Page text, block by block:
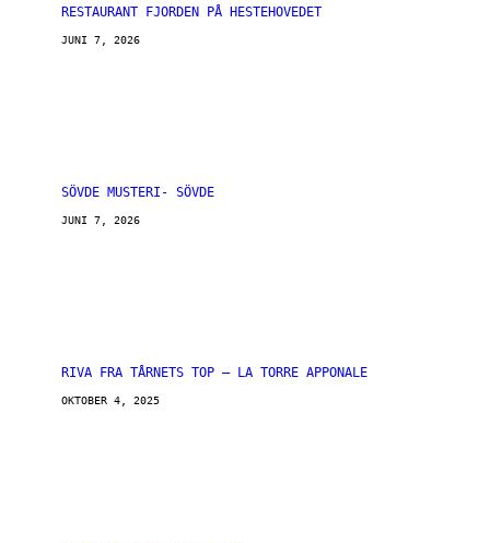
RESTAURANT FJORDEN PÅ HESTEHOVEDET
JUNI 7, 2026
SÖVDE MUSTERI- SÖVDE
JUNI 7, 2026
RIVA FRA TÅRNETS TOP – LA TORRE APPONALE
OKTOBER 4, 2025